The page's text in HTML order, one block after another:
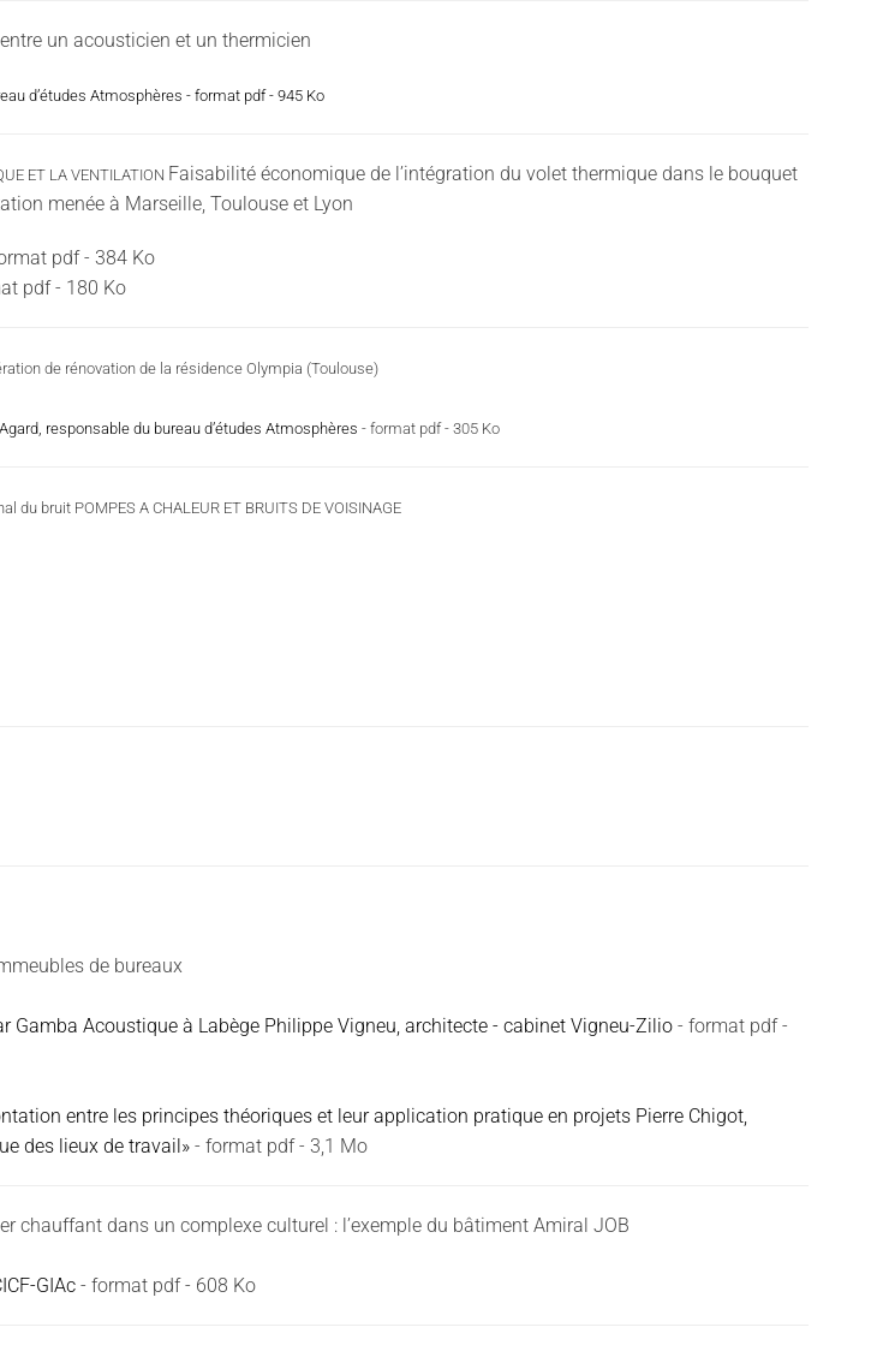
un acousticien et un thermicien
d’études Atmosphères - format pdf - 945 Ko
ET LA VENTILATION Faisabilité économique de l’intégration du volet thermique dans le bouquet
menée à Marseille, Toulouse et Lyon
pdf - 384 Ko
pdf - 180 Ko
de rénovation de la résidence Olympia (Toulouse)
responsable du bureau d’études Atmosphères - format pdf - 305 Ko
bruit POMPES A CHALEUR ET BRUITS DE VOISINAGE
de bureaux
Gamba Acoustique à Labège Philippe Vigneu, architecte - cabinet Vigneu-Zilio - format pdf -
entre les principes théoriques et leur application pratique en projets Pierre Chigot,
des lieux de travail» - format pdf - 3,1 Mo
chauffant dans un complexe culturel : l’exemple du bâtiment Amiral JOB
GIAc - format pdf - 608 Ko